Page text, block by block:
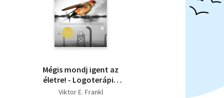
Mégis mondj igent az
életre! - Logoterápia
dióhéjban
Viktor E. Frankl